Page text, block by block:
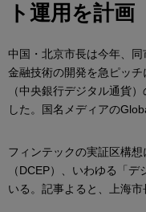
ト運用を計画
中国・北京市長は今年、同
金融技術の開発を急ピッ
（中央銀行デジタル通貨
した。国名メディアの
フィンテックの実証区構
（DCEP）、いわゆる「
いる。記事よると、上海市